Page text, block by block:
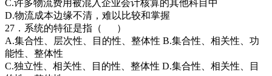
C.许多物流费用被混入企业会计核算的其他科目中
D.物流成本边缘不清，难以比较和掌握
27．系统的特征是指（ ）
A.集合性、层次性、目的性、整体性 B.集合性、相关性、功
能性、整体性
C.独立性、相关性、目的性、整体性 D.集合性、相关性、目